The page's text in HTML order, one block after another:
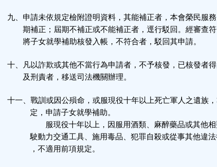
九、申請未依規定檢附證明資料，其能補正者，本會榮民服
期補正；屆期不補正或不能補正者，逕行駁回。經審查
將子女就學補助核發入帳，不符合者，駁回其申請。
十、凡以詐欺或其他不當行為申請者，不予核發，已核發者
及刑責者，移送司法機關辦理。
十一、戰訓或因公殞命，或服現役十年以上死亡軍人之遺族
定，申請子女就學補助。
服現役十年以上，因服用酒類、麻醉藥品或其他
駛動力交通工具、施用毒品、犯罪自殺或從事其他違
，不適用前項規定。